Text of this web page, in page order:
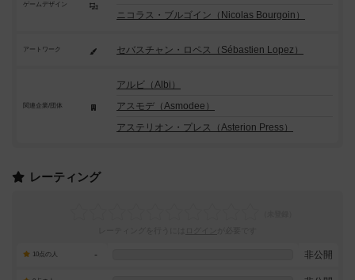
ゲームデザイン
ニコラス・ブルゴイン（Nicolas Bourgoin）
アートワーク セバスチャン・ロペス（Sébastien Lopez）
関連企業/団体
アルビ（Albi）
アスモデ（Asmodee）
アステリオン・プレス（Asterion Press）
レーティング
10点の人 - 非公開